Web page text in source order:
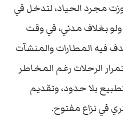
مجردالحياد،لتدخلفي
ولوبغلافمدني،فيوقت
فيهالمطاراتوالمنشآت
الرحلاترغمالمخاطر
بلاحدود،وتقديم
فينزاعمفتوح.